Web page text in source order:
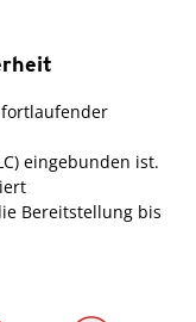
eingebunden ist.
Bereitstellung bis